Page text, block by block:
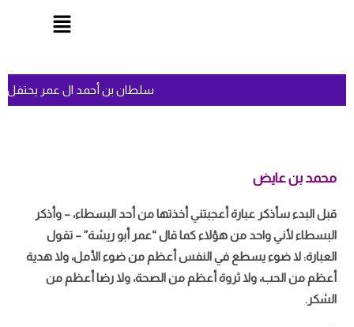
سلطان بن أحمد ال عمر يحتفل
محمد بن عايض
قبل البدء سأذكر عبارة أعجبتني أخذتها من أحد البسطاء، – وأذكر
البسطاء لأني واحد من هؤلاء كما قال “عمر أبو ريشة” – تقول
العبارة: لا ضوء يسطع في النفس أعظم من ضوء الأمل، ولا هدية
أعظم من الحب، ولا ثروة أعظم من الصحة، ولا رضا أعظم من
الشكر.